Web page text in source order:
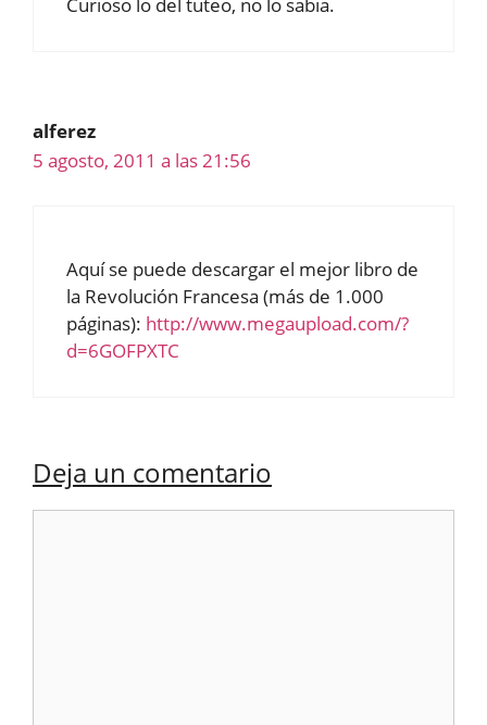
Curioso lo del tuteo, no lo sabia.
alferez
5 agosto, 2011 a las 21:56
Aquí se puede descargar el mejor libro de
la Revolución Francesa (más de 1.000
páginas): http://www.megaupload.com/?
d=6GOFPXTC
Deja un comentario